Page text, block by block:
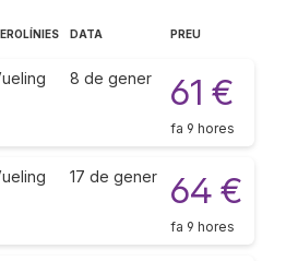
DATA PREU
8 de gener 61 €
fa 9 hores
17 de gener 64 €
fa 9 hores